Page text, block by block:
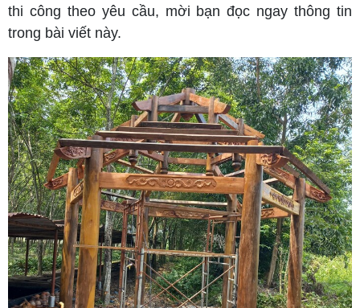
thi công theo yêu cầu, mời bạn đọc ngay thông tin
trong bài viết này.